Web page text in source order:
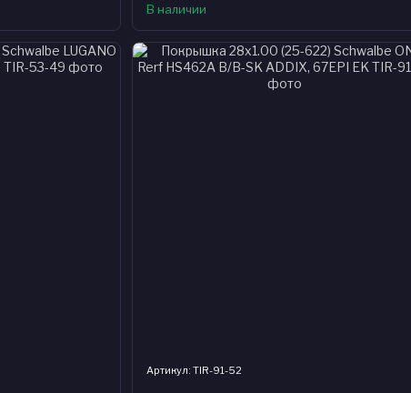
В наличии
Артикул: TIR-91-52